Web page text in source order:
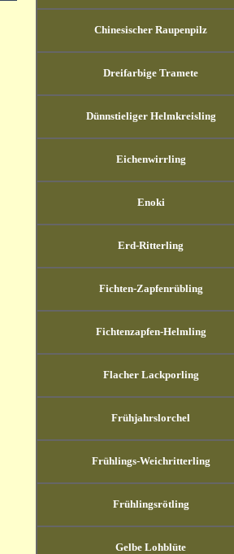
Chinesischer Raupenpilz
Dreifarbige Tramete
Dünnstieliger Helmkreisling
Eichenwirrling
Enoki
Erd-Ritterling
Fichten-Zapfenrübling
Fichtenzapfen-Helmling
Flacher Lackporling
Frühjahrslorchel
Frühlings-Weichritterling
Frühlingsrötling
Gelbe Lohblüte